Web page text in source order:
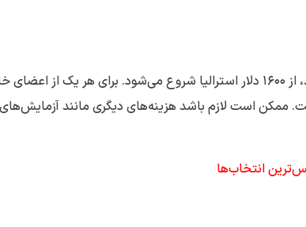
هزینه ویزا برای متقاضی اصلی مهاجرت به استرالیا از طریق تحصیل فرزند، از ۱۶۰۰ دلار استرالیا شروع می‌شود. برای هر یک از
ممکن است لازم باشد هزینه‌های دیگری مانند
انتخاب‌ها